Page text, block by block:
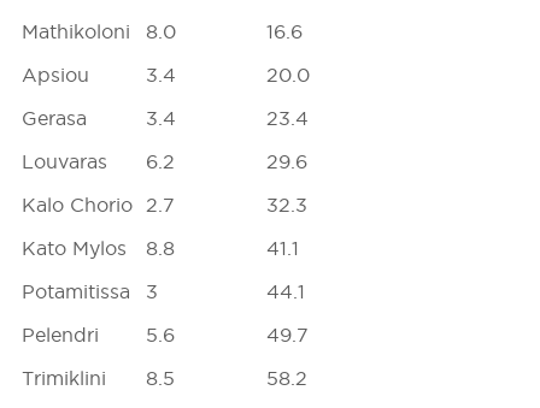
Mathikoloni 8.0
16.6
Apsiou
3.4
20.0
Gerasa
3.4
23.4
Louvaras
6.2
29.6
Kalo Chorio
2.7
32.3
Kato Mylos
8.8
41.1
Potamitissa
3
44.1
Pelendri
5.6
49.7
Trimiklini
8.5
58.2